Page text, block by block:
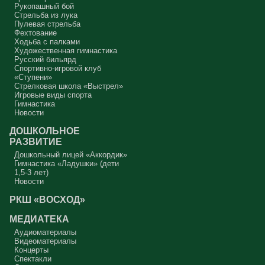
Рукопашный бой
Стрельба из лука
Пулевая стрельба
Фехтование
Ходьба с палками
Художественная гимнастика
Русский бильярд
Спортивно-игровой клуб
«Ступени»
Стрелковая школа «Выстрел»
Игровые виды спорта
Гимнастика
Новости
ДОШКОЛЬНОЕ
РАЗВИТИЕ
Дошкольный лицей «Аккордик»
Гимнастика «Ладушки» (дети
1,5-3 лет)
Новости
РКШ «ВОСХОД»
МЕДИАТЕКА
Аудиоматериалы
Видеоматериалы
Концерты
Спектакли